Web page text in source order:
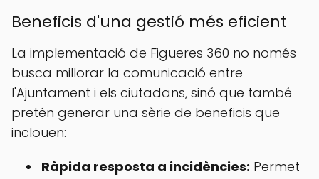
Beneficis d'una gestió més eficient
La implementació de Figueres 360 no només
busca millorar la comunicació entre
l'Ajuntament i els ciutadans, sinó que també
pretén generar una sèrie de beneficis que
inclouen:
Ràpida resposta a incidències: Permet